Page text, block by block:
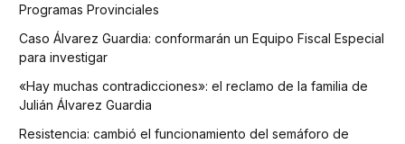
Programas Provinciales
Caso Álvarez Guardia: conformarán un Equipo Fiscal Especial
para investigar
«Hay muchas contradicciones»: el reclamo de la familia de
Julián Álvarez Guardia
Resistencia: cambió el funcionamiento del semáforo de